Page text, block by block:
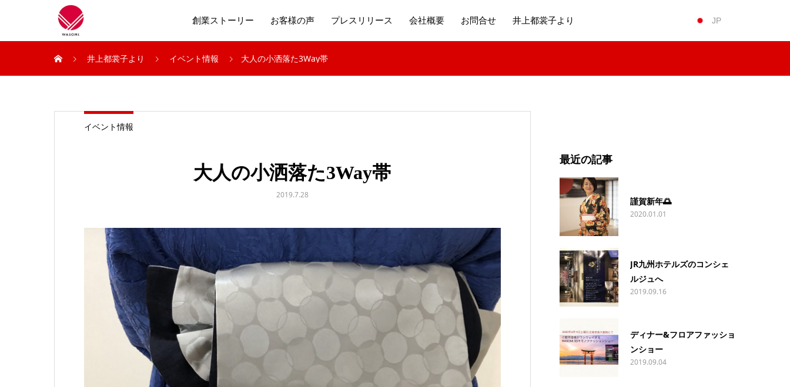
創業ストーリー お客様の声 プレスリリース 会社概要 お問合せ 井上都裳子より JP
井上都裳子より イベント情報 大人の小洒落た3Way帯
イベント情報
大人の小洒落た3Way帯
2019.7.28
最近の記事
謹賀新年🌅
2020.01.01
JR九州ホテルズのコンシェ
ルジュへ
2019.09.16
ディナー&フロアファッショ
ンショー
2019.09.04